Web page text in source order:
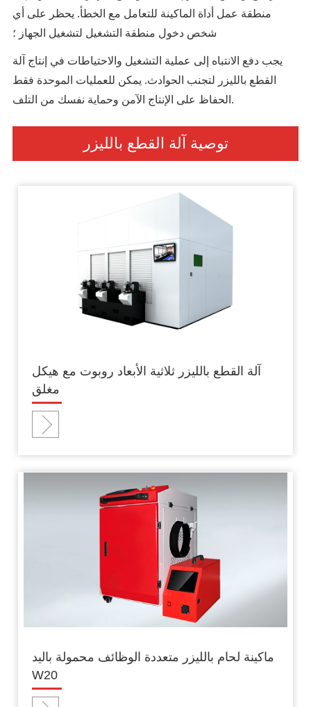
منطقة عمل أداة الماكينة للتعامل مع الخطأ. يحظر على أي
شخص دخول منطقة التشغيل لتشغيل الجهاز ؛
يجب دفع الانتباه إلى عملية التشغيل والاحتياطات في إنتاج آلة
القطع بالليزر لتجنب الحوادث. يمكن للعمليات الموحدة فقط
الحفاظ على الإنتاج الآمن وحماية نفسك من التلف.
توصية آلة القطع بالليزر
آلة القطع بالليزر ثلاثية الأبعاد روبوت مع هيكل
مغلق
ماكينة لحام بالليزر متعددة الوظائف محمولة باليد
W20